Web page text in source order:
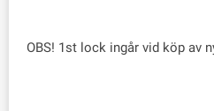
OBS! 1st lock ingår vid köp av